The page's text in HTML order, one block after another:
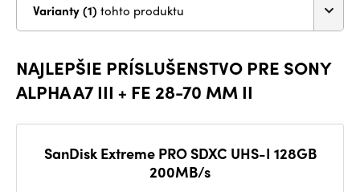
Varianty (1) tohto produktu
NAJLEPŠIE PRÍSLUŠENSTVO PRE SONY
ALPHA A7 III + FE 28-70 MM II
SanDisk Extreme PRO SDXC UHS-I 128GB
200MB/s